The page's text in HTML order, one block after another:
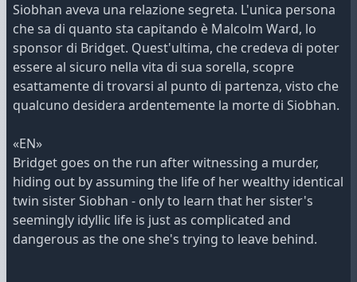
Siobhan aveva una relazione segreta. L'unica persona
che sa di quanto sta capitando è Malcolm Ward, lo
sponsor di Bridget. Quest'ultima, che credeva di poter
essere al sicuro nella vita di sua sorella, scopre
esattamente di trovarsi al punto di partenza, visto che
qualcuno desidera ardentemente la morte di Siobhan.
«EN»
Bridget goes on the run after witnessing a murder,
hiding out by assuming the life of her wealthy identical
twin sister Siobhan - only to learn that her sister's
seemingly idyllic life is just as complicated and
dangerous as the one she's trying to leave behind.